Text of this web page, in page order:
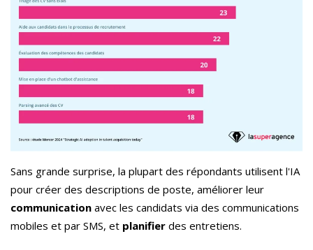
Sans grande surprise, la plupart des répondants utilisent l'IA
pour créer des descriptions de poste, améliorer leur
communication avec les candidats via des communications
mobiles et par SMS, et planifier des entretiens.